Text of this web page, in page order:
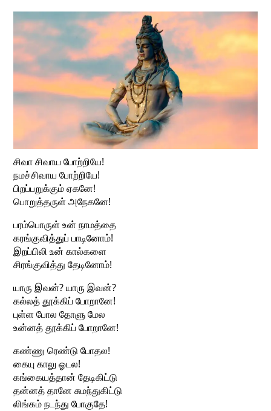
சிவா சிவாய போற்றியே!
நமச்சிவாய போற்றியே!
பிறப்பறுக்கும் ஏகனே!
பொறுத்தருள் அநேகனே!
பரம்பொருள் உன் நாமத்தை
கரங்குவித்துப் பாடினோம்!
இறப்பிலி உன் கால்களை
சிரங்குவித்து தேடினோம்!
யாரு இவன்? யாரு இவன்?
கல்லத் தூக்கிப் போறானே!
புள்ள போல தோளு மேல
உன்னத் தூக்கிப் போறானே!
கண்ணு ரெண்டு போதல!
கையு காலு ஓடல!
கங்கையத்தான் தேடிகிட்டு
தன்னத் தானே சுமந்துகிட்டு
லிங்கம் நடந்து போகுதே!